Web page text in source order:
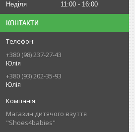
Неділя
11:00 16:00
КОНТАКТИ
+380 (98) 237-27-43
Юлія
+380 (93) 202-35-93
Юлія
Магазин дитячого взуття
"Shoes4babies"